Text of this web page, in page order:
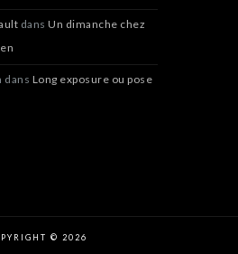
dans Un dimanche chez
dans Long exposure ou pose
© 2026